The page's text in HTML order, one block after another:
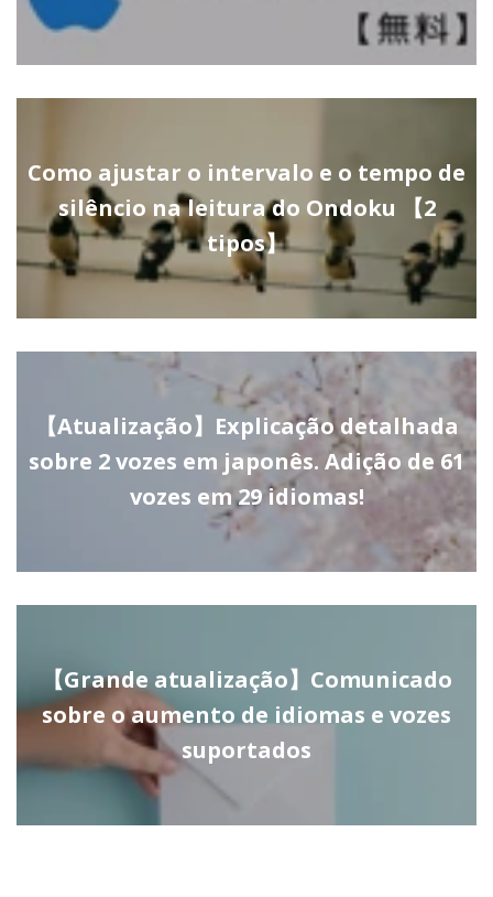
Como ajustar o intervalo e o tempo de
silêncio na leitura do Ondoku 【2
tipos】
【Atualização】Explicação detalhada
sobre 2 vozes em japonês. Adição de 61
vozes em 29 idiomas!
【Grande atualização】Comunicado
sobre o aumento de idiomas e vozes
suportados